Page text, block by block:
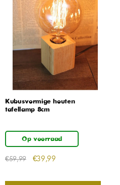
Kubusvormige houten
tafellamp 8cm
Op voorraad
€59,99 €39,99